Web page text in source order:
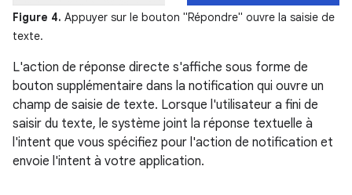
Figure 4. Appuyer sur le bouton "Répondre" ouvre la saisie de
texte.
L'action de réponse directe s'affiche sous forme de
bouton supplémentaire dans la notification qui ouvre un
champ de saisie de texte. Lorsque l'utilisateur a fini de
saisir du texte, le système joint la réponse textuelle à
l'intent que vous spécifiez pour l'action de notification et
envoie l'intent à votre application.